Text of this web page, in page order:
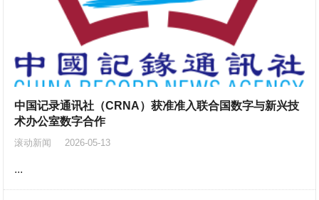
中国记录通讯社（CRNA）获准准入联合国数字与新兴技
术办公室数字合作
滚动新闻 2026-05-13
...